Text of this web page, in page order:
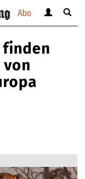
Abo
anzeigen
verbergen
Suche
finden